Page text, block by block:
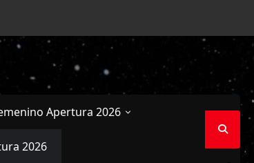
Apertura 2026
2026